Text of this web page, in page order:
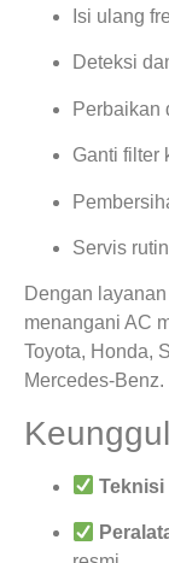
Isi ulang
Deteksi
Perbaikan
Ganti filter
Servis
Dengan
menangani AC
Toyota, Honda,
Mercedes-Benz.
Teknisi